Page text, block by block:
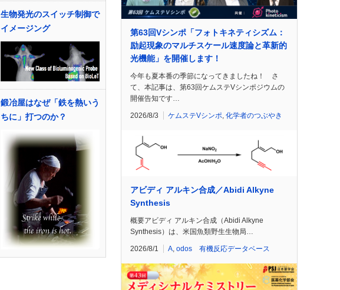
生物発光のスイッチ制御で
イメージング
鍛冶屋はなぜ「鉄を熱いう
ちに」打つのか？
第63回Vシンポ「フォトキネティシズム：
励起現象のマルチスケール速度論と革新的
光機能」を開催します！
今年も夏本番の季節になってきましたね！ さ
て、本記事は、第63回ケムステVシンポジウムの
開催告知です…
2026/8/3 ケムステVシンポ 化学者のつぶやき
アビディ アルキン合成／Abidi Alkyne
Synthesis
概要アビディ アルキン合成（Abidi Alkyne
Synthesis）は、米国魚類野生生物局…
2026/8/1 A odos 有機反応データベース